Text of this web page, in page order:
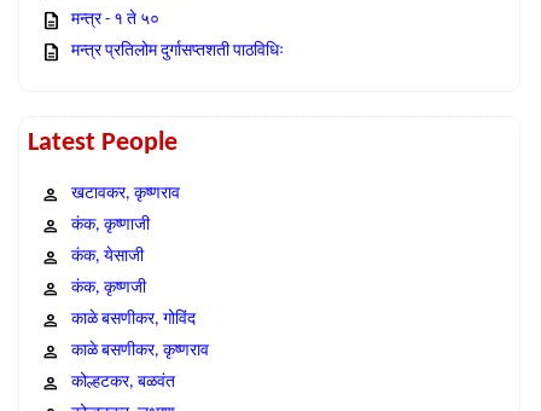
मन्त्र - १ ते ५०
मन्त्र प्रतिलोम दुर्गासप्तशती पाठविधिः
Latest People
खटावकर, कृष्णराव
कंक, कृष्णाजी
कंक, येसाजी
कंक, कृष्णजी
काळे बसणीकर, गोविंद
काळे बसणीकर, कृष्णराव
कोल्हटकर, बळवंत